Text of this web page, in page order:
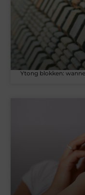
Ytong blokken: